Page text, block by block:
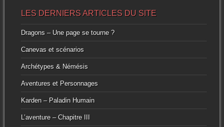
LES DERNIERS ARTICLES DU SITE
Dragons – Une page se tourne ?
Canevas et scénarios
Archétypes & Némésis
Aventures et Personnages
Karden – Paladin Humain
L’aventure – Chapitre III